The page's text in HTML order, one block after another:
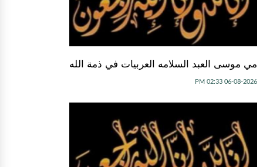
مي موسى العبد السلامه العربيات في ذمة الله
06-08-2026 02:33 PM